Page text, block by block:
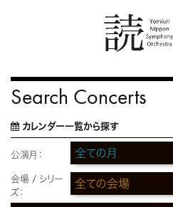
Search Concerts
カレンダー一覧から探す
公演月：
会場 / シリー
ズ：